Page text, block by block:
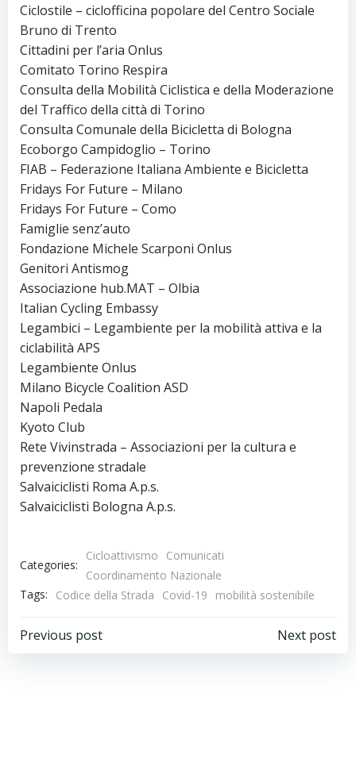
Ciclostile – ciclofficina popolare del Centro Sociale
Bruno di Trento
Cittadini per l’aria Onlus
Comitato Torino Respira
Consulta della Mobilità Ciclistica e della Moderazione
del Traffico della città di Torino
Consulta Comunale della Bicicletta di Bologna
Ecoborgo Campidoglio – Torino
FIAB – Federazione Italiana Ambiente e Bicicletta
Fridays For Future – Milano
Fridays For Future – Como
Famiglie senz’auto
Fondazione Michele Scarponi Onlus
Genitori Antismog
Associazione hub.MAT – Olbia
Italian Cycling Embassy
Legambici – Legambiente per la mobilità attiva e la
ciclabilità APS
Legambiente Onlus
Milano Bicycle Coalition ASD
Napoli Pedala
Kyoto Club
Rete Vivinstrada – Associazioni per la cultura e
prevenzione stradale
Salvaiciclisti Roma A.p.s.
Salvaiciclisti Bologna A.p.s.
Categories:
Cicloattivismo
Comunicati
Coordinamento Nazionale
Tags:
Codice della Strada Covid-19 mobilità sostenibile
Navigazione
Previous post
Navigazione
Next post